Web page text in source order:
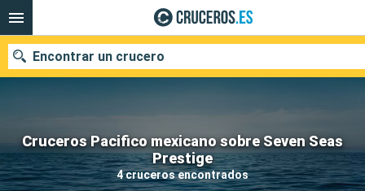
Cruceros Pacifico mexicano sobre Seven Seas
Prestige
4 cruceros encontrados
Encontrar un crucero
Nuestros destinos
Fecha de salida